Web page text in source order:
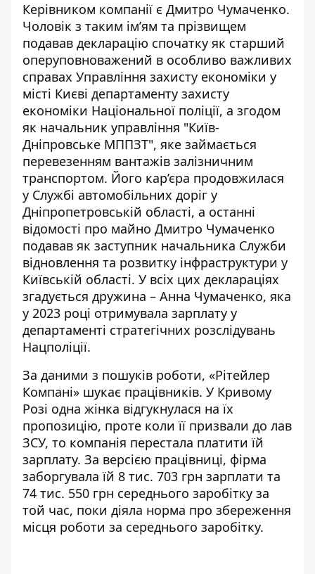
Керівником компанії є Дмитро Чумаченко.
Чоловік з таким ім’ям та прізвищем
подавав декларацію спочатку як старший
оперуповноважений в особливо важливих
справах Управління захисту економіки у
місті Києві департаменту захисту
економіки Національної поліції, а згодом
як начальник управління "Київ-
Дніпровське МППЗТ", яке займається
перевезенням вантажів залізничним
транспортом. Його кар’єра продовжилася
у Службі автомобільних доріг у
Дніпропетровській області, а останні
відомості про майно Дмитро Чумаченко
подавав як заступник начальника Служби
відновлення та розвитку інфраструктури у
Київській області. У всіх цих деклараціях
згадується дружина – Анна Чумаченко, яка
у 2023 році отримувала зарплату у
департаменті стратегічних розслідувань
Нацполіції.
За даними з пошуків роботи, «Рітейлер
Компані» шукає працівників. У Кривому
Розі одна жінка відгукнулася на їх
пропозицію, проте коли її призвали до лав
ЗСУ, то компанія перестала платити їй
зарплату. За версією працівниці, фірма
заборгувала їй 8 тис. 703 грн зарплати та
74 тис. 550 грн середнього заробітку за
той час, поки діяла норма про збереження
місця роботи за середнього заробітку.